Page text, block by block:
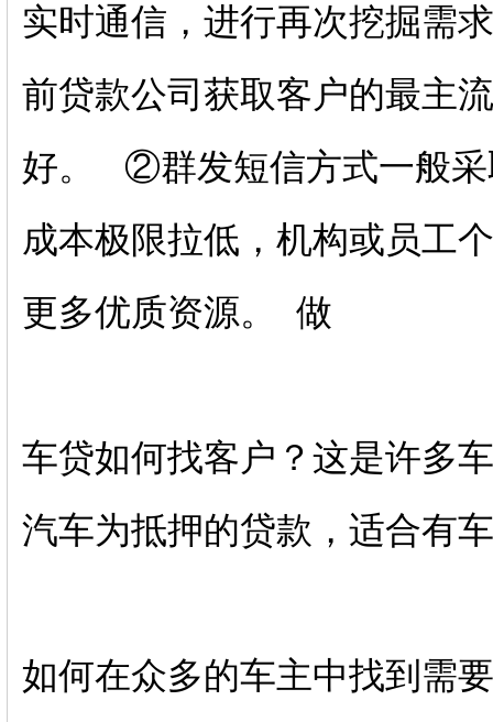
实时通信，进行再次挖掘需
前贷款公司获取客户的最主
好。 ②群发短信方式一般采
成本极限拉低，机构或员工
更多优质资源。 做
车贷如何找客户？这是许多
汽车为抵押的贷款，适合
如何在众多的车主中找到需